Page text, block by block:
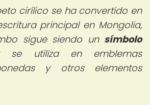
cirílico se ha convertido en
principal en Mongolia,
sigue siendo un símbolo
utiliza en emblemas
y otros elementos